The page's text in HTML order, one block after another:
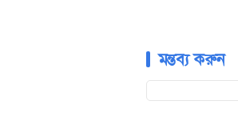
মন্তব্য করুন